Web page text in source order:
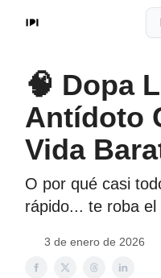
🧠 Dopa
Antídoto
Vida
O por qué casi
rápido... te roba el
3 de enero de 2026